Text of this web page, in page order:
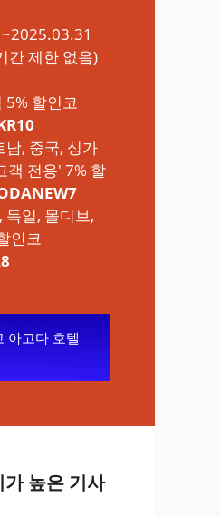
간 제한 없음)
5% 할인코
남, 중국, 싱가
객 전용' 7% 할
독일, 몰디브,
인코
아고다 호텔
가 높은 기사